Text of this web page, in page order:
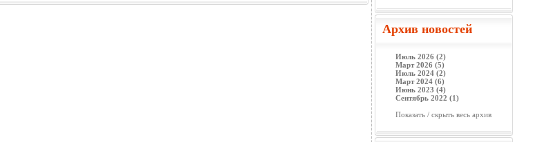
Архив новостей
Июль 2026 (2)
Март 2026 (5)
Июль 2024 (2)
Март 2024 (6)
Июнь 2023 (4)
Сентябрь 2022 (1)
Показать / скрыть весь архив